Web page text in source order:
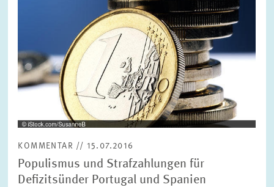
KOMMENTAR // 15.07.2016
Populismus und Strafzahlungen für
Defizitsünder Portugal und Spanien